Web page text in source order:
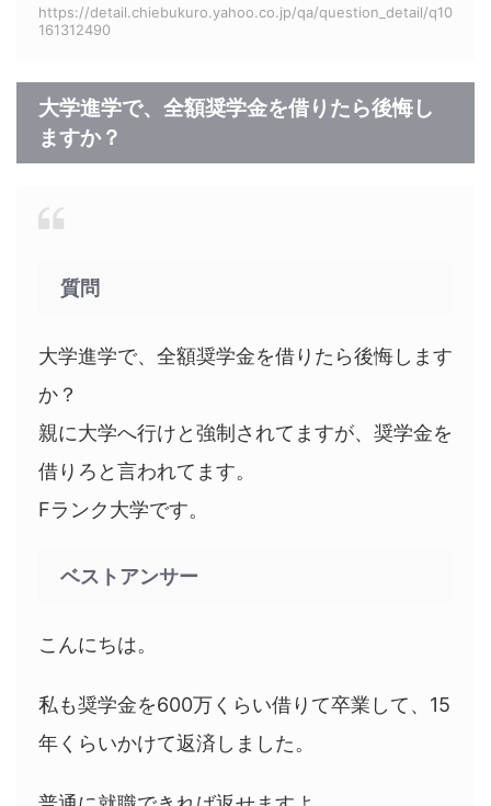
https://detail.chiebukuro.yahoo.co.jp/qa/question_detail/q10
161312490
大学進学で、全額奨学金を借りたら後悔し
ますか？
質問
大学進学で、全額奨学金を借りたら後悔します
か？
親に大学へ行けと強制されてますが、奨学金を
借りろと言われてます。
Fランク大学です。
ベストアンサー
こんにちは。
私も奨学金を600万くらい借りて卒業して、15
年くらいかけて返済しました。